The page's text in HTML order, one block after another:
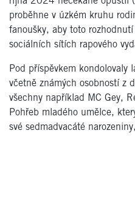
proběhne v úzkém kruhu
fanoušky, aby toto
sociálních sítích rapového
Pod příspěvkem kondolovaly
včetně známých osobností z
všechny například MC Gey,
Pohřeb mladého umělce,
své sedmadvacáté